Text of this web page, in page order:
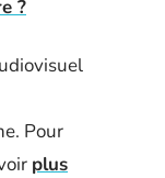
?
Pour
plus